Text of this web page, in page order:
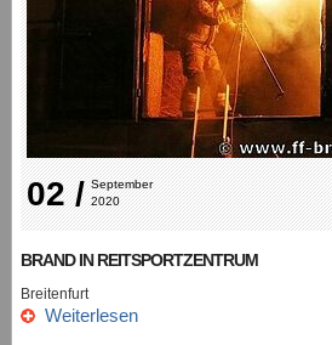
02 / September
2020
BRAND IN REITSPORTZENTRUM
Breitenfurt
Weiterlesen